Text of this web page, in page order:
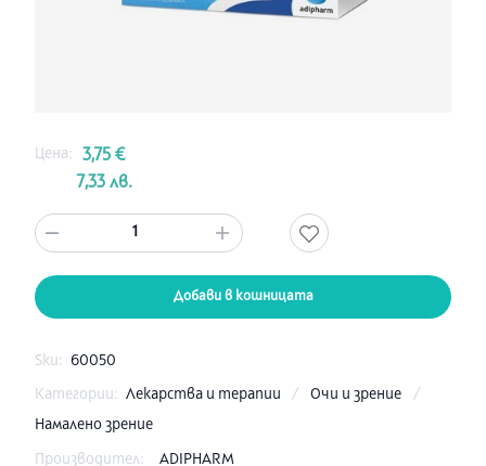
Цена:
3,75 €
7,33 лв.
1
Добави в кошницата
Sku: 60050
Категории: Лекарства и терапии / Очи и зрение
/
Намалено зрение
Производител: ADIPHARM